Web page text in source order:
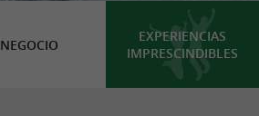
NEGOCIO
EXPERIENCIAS
IMPRESCINDIBLES